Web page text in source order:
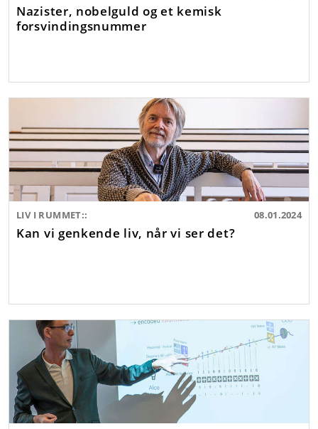
Nazister, nobelguld og et kemisk
forsvindingsnummer
LIV I RUMMET:: 08.01.2024
Kan vi genkende liv, når vi ser det?